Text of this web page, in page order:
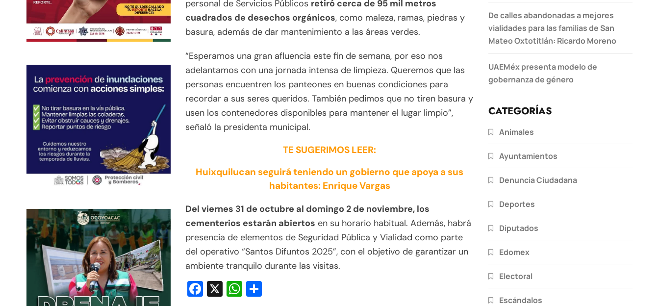
personal de Servicios Públicos retiró cerca de 95 mil metros
cuadrados de desechos orgánicos, como maleza, ramas, piedras y
basura, además de dar mantenimiento a las áreas verdes.
“Esperamos una gran afluencia este fin de semana, por eso nos
adelantamos con una jornada intensa de limpieza. Queremos que las
personas encuentren los panteones en buenas condiciones para
recordar a sus seres queridos. También pedimos que no tiren basura y
usen los contenedores disponibles para mantener el lugar limpio”,
señaló la presidenta municipal.
TE SUGERIMOS LEER:
Huixquilucan seguirá teniendo un gobierno que apoya a sus
habitantes: Enrique Vargas
Del viernes 31 de octubre al domingo 2 de noviembre, los
cementerios estarán abiertos en su horario habitual. Además, habrá
presencia de elementos de Seguridad Pública y Vialidad como parte
del operativo “Santos Difuntos 2025”, con el objetivo de garantizar un
ambiente tranquilo durante las visitas.
Facebook
X WhatsApp
De calles abandonadas a mejores
vialidades para las familias de San
Mateo Oxtotitlán: Ricardo Moreno
UAEMéx presenta modelo de
gobernanza de género
CATEGORÍAS
Animales
Ayuntamientos
Denuncia Ciudadana
Deportes
Diputados
Edomex
Electoral
Escándalos